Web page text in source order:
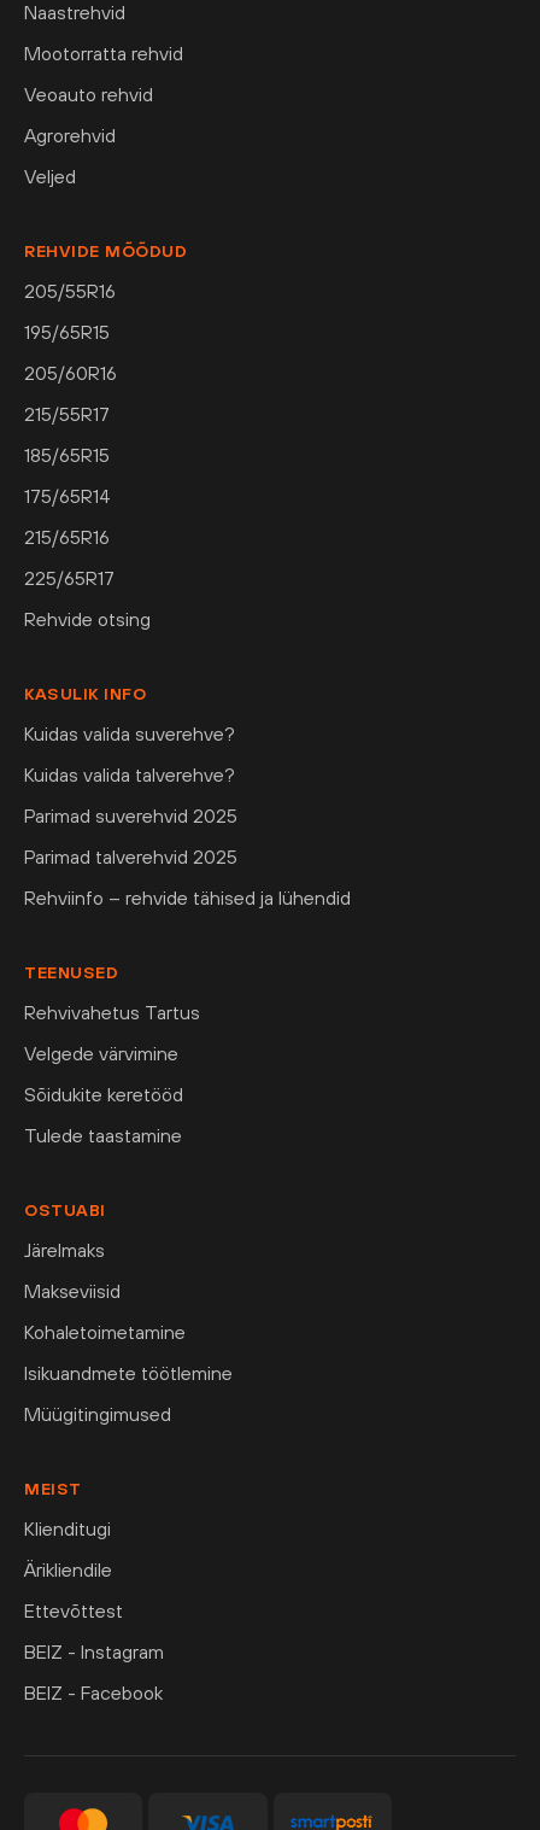
Naastrehvid
Mootorratta rehvid
Veoauto rehvid
Agrorehvid
Veljed
REHVIDE MÕÕDUD
205/55R16
195/65R15
205/60R16
215/55R17
185/65R15
175/65R14
215/65R16
225/65R17
Rehvide otsing
KASULIK INFO
Kuidas valida suverehve?
Kuidas valida talverehve?
Parimad suverehvid 2025
Parimad talverehvid 2025
Rehviinfo – rehvide tähised ja lühendid
TEENUSED
Rehvivahetus Tartus
Velgede värvimine
Sõidukite keretööd
Tulede taastamine
OSTUABI
Järelmaks
Makseviisid
Kohaletoimetamine
Isikuandmete töötlemine
Müügitingimused
MEIST
Klienditugi
Ärikliendile
Ettevõttest
BEIZ - Instagram
BEIZ - Facebook